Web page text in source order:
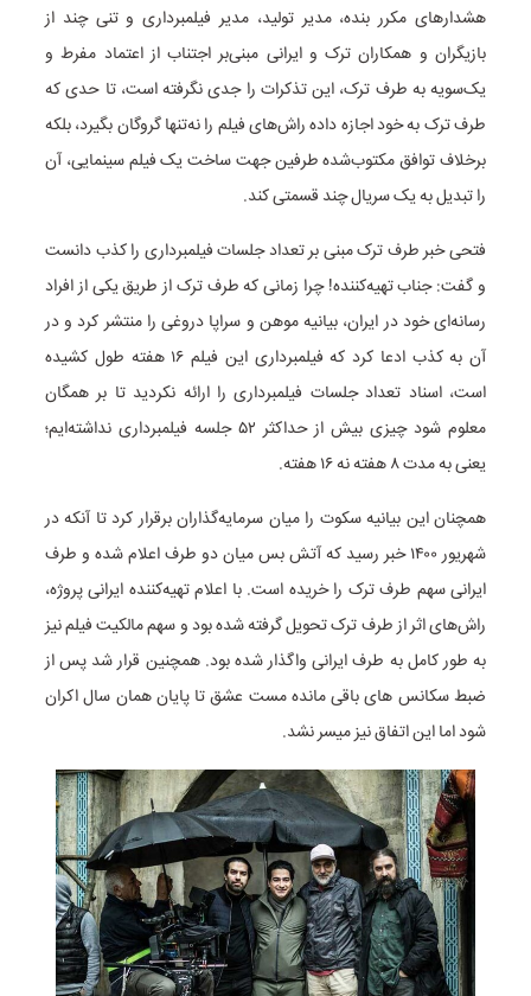
هشدارهای مکرر بنده، مدیر تولید، مدیر فیلمبرداری و تنی چند از
بازیگران و همکاران ترک و ایرانی مبنی‌بر اجتناب از اعتماد مفرط و
یک‌سویه به طرف ترک، این تذکرات را جدی نگرفته است، تا حدی که
طرف ترک به خود اجازه داده راش‌های فیلم را نه‌تنها گروگان بگیرد، بلکه
برخلاف توافق مکتوب‌شده طرفین جهت ساخت یک فیلم سینمایی، آن
را تبدیل به یک سریال چند قسمتی کند.
فتحی خبر طرف ترک مبنی بر تعداد جلسات فیلمبرداری را کذب دانست
و گفت: جناب تهیه‌کننده! چرا زمانی که طرف ترک از طریق یکی از افراد
رسانه‌ای خود در ایران، بیانیه موهن و سراپا دروغی را منتشر کرد و در
آن به کذب ادعا کرد که فیلمبرداری این فیلم ۱۶ هفته طول کشیده
است، اسناد تعداد جلسات فیلمبرداری را ارائه نکردید تا بر همگان
معلوم شود چیزی بیش از حداکثر ۵۲ جلسه فیلمبرداری نداشته‌ایم؛
یعنی به مدت ۸ هفته نه ۱۶ هفته.
همچنان این بیانیه سکوت را میان سرمایه‌گذاران برقرار کرد تا آنکه در
شهریور ۱۴۰۰ خبر رسید که آتش بس میان دو طرف اعلام شده و طرف
ایرانی سهم طرف ترک را خریده است. با اعلام تهیه‌کننده ایرانی پروژه،
راش‌های اثر از طرف ترک تحویل گرفته شده بود و سهم مالکیت فیلم نیز
به طور کامل به طرف ایرانی واگذار شده بود. همچنین قرار شد پس از
ضبط سکانس های باقی مانده مست عشق تا پایان همان سال اکران
شود اما این اتفاق نیز میسر نشد.